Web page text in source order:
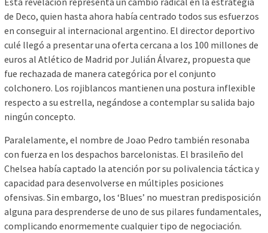
de Deco, quien hasta ahora había centrado todos sus esfuerzos
en conseguir al internacional argentino. El director deportivo
culé llegó a presentar una oferta cercana a los 100 millones de
euros al Atlético de Madrid por Julián Álvarez, propuesta que
fue rechazada de manera categórica por el conjunto
colchonero. Los rojiblancos mantienen una postura inflexible
respecto a su estrella, negándose a contemplar su salida bajo
ningún concepto.
Paralelamente, el nombre de Joao Pedro también resonaba
con fuerza en los despachos barcelonistas. El brasileño del
Chelsea había captado la atención por su polivalencia táctica y
capacidad para desenvolverse en múltiples posiciones
ofensivas. Sin embargo, los ‘Blues’ no muestran predisposición
alguna para desprenderse de uno de sus pilares fundamentales,
complicando enormemente cualquier tipo de negociación.